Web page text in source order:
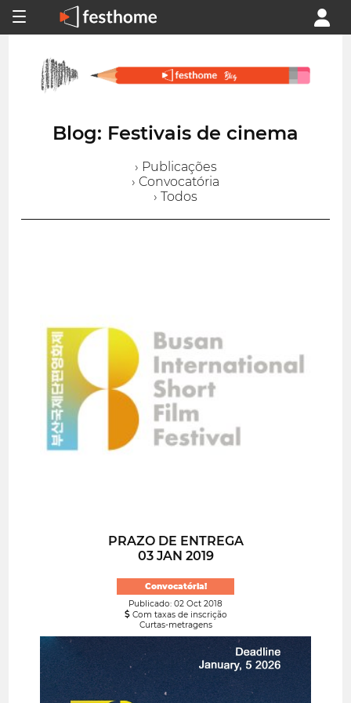
Blog: Festivais de cinema
› Publicações
› Convocatória
› Todos
PRAZO DE ENTREGA
03 JAN 2019
Convocatória!
Publicado: 02 Oct 2018
Com taxas de inscrição
Curtas-metragens